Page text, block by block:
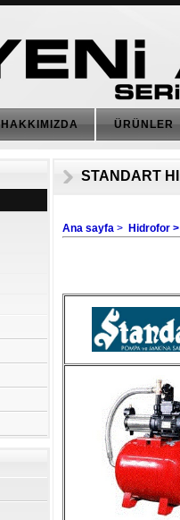
HAKKIMIZDA ÜRÜNLER
STANDART
Ana sayfa > Hidrofor >